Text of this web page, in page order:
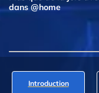
dans @home
Introduction